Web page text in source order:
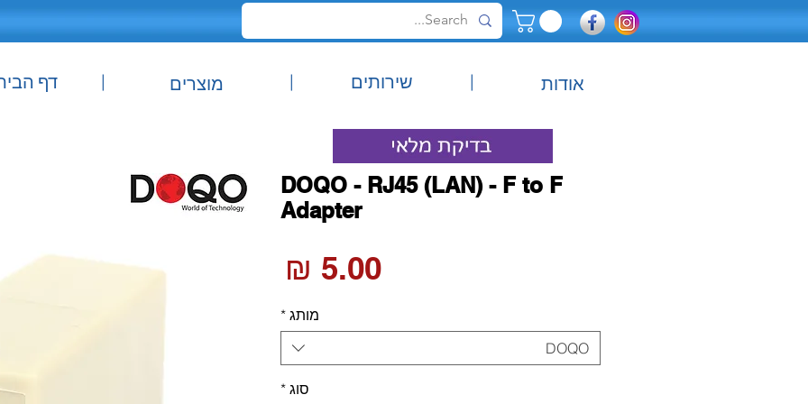
|
|
| אודות שירותים דף מוצרים
DOQO - RJ45 (LAN) - F to F
Adapter
5.00 ₪
מותג *
DOQO
סוג *